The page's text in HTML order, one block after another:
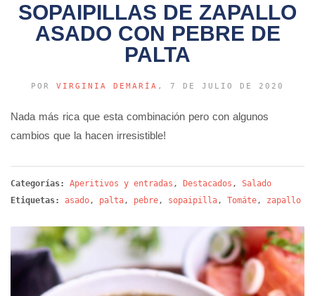
SOPAIPILLAS DE ZAPALLO
ASADO CON PEBRE DE
PALTA
POR VIRGINIA DEMARÍA , 7 DE JULIO DE 2020
Nada más rica que esta combinación pero con algunos
cambios que la hacen irresistible!
Categorías: Aperitivos y entradas , Destacados , Salado
Etiquetas:
asado, palta, pebre, sopaipilla, Tomáte, zapallo